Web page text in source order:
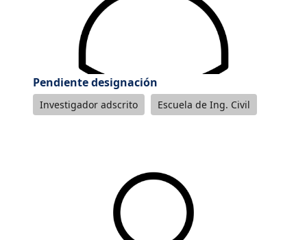
Pendiente designación
Investigador adscrito Escuela de Ing. Civil